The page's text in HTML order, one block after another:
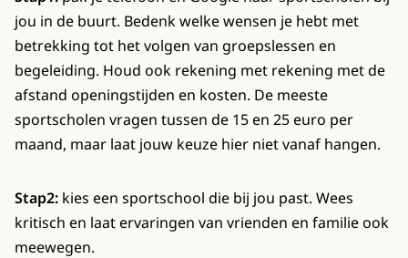
jou in de buurt. Bedenk welke wensen je hebt met
betrekking tot het volgen van groepslessen en
begeleiding. Houd ook rekening met rekening met de
afstand openingstijden en kosten. De meeste
sportscholen vragen tussen de 15 en 25 euro per
maand, maar laat jouw keuze hier niet vanaf hangen.
Stap2: kies een sportschool die bij jou past. Wees
kritisch en laat ervaringen van vrienden en familie ook
meewegen.